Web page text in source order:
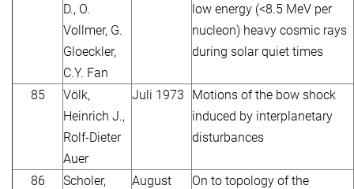
D., O.
Vollmer, G.
Gloeckler,
C.Y. Fan
low energy (<8.5 MeV per
nucleon) heavy cosmic rays
during solar quiet times
85
Völk,
Heinrich J.,
Rolf-Dieter
Auer
Juli 1973
Motions of the bow shock
induced by interplanetary
disturbances
86
Scholer,
August
On to topology of the